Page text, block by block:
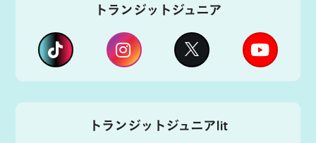
トランジットジュニア
トランジットジュニアlit